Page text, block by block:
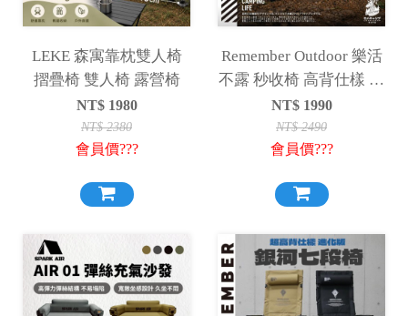
LEKE 森寓靠枕雙人椅
摺疊椅 雙人椅 露營椅
NT$ 1980
NT$2380
會員價???
Remember Outdoor 樂活
不露 秒收椅 高背仕樣 三
段折疊椅 折疊椅 高背椅
椅子 露營
NT$ 1990
NT$2490
會員價???